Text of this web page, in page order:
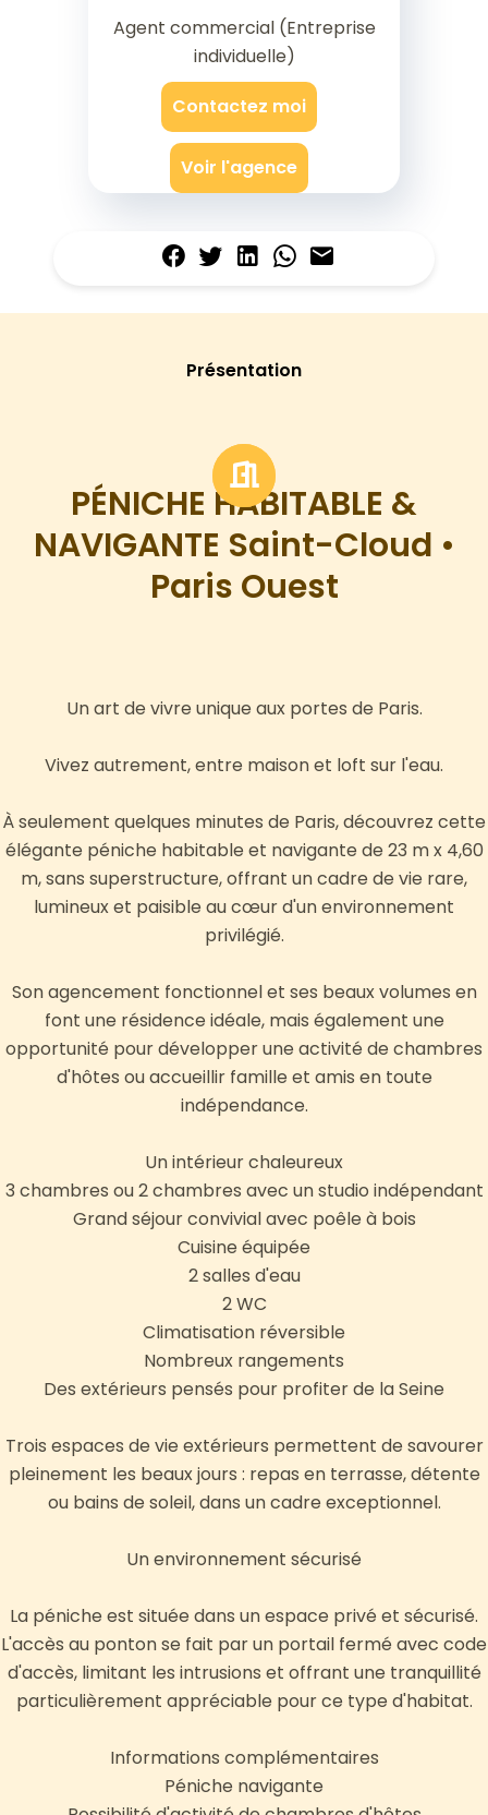
Agent commercial (Entreprise
individuelle)
Contactez moi
Voir l'agence
Présentation
PÉNICHE HABITABLE &
NAVIGANTE Saint-Cloud •
Paris Ouest
Un art de vivre unique aux portes de Paris.
Vivez autrement, entre maison et loft sur l'eau.
À seulement quelques minutes de Paris, découvrez cette
élégante péniche habitable et navigante de 23 m x 4,60
m, sans superstructure, offrant un cadre de vie rare,
lumineux et paisible au cœur d'un environnement
privilégié.
Son agencement fonctionnel et ses beaux volumes en
font une résidence idéale, mais également une
opportunité pour développer une activité de chambres
d'hôtes ou accueillir famille et amis en toute
indépendance.
Un intérieur chaleureux
3 chambres ou 2 chambres avec un studio indépendant
Grand séjour convivial avec poêle à bois
Cuisine équipée
2 salles d'eau
2 WC
Climatisation réversible
Nombreux rangements
Des extérieurs pensés pour profiter de la Seine
Trois espaces de vie extérieurs permettent de savourer
pleinement les beaux jours : repas en terrasse, détente
ou bains de soleil, dans un cadre exceptionnel.
Un environnement sécurisé
La péniche est située dans un espace privé et sécurisé.
L'accès au ponton se fait par un portail fermé avec code
d'accès, limitant les intrusions et offrant une tranquillité
particulièrement appréciable pour ce type d'habitat.
Informations complémentaires
Péniche navigante